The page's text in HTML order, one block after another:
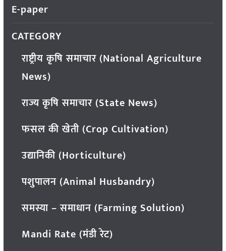
E-paper
CATEGORY
राष्ट्रीय कृषि समाचार (National Agriculture
News)
राज्य कृषि समाचार (State News)
फसल की खेती (Crop Cultivation)
उद्यानिकी (Horticulture)
पशुपालन (Animal Husbandry)
समस्या – समाधान (Farming Solution)
Mandi Rate (मंडी रेट)